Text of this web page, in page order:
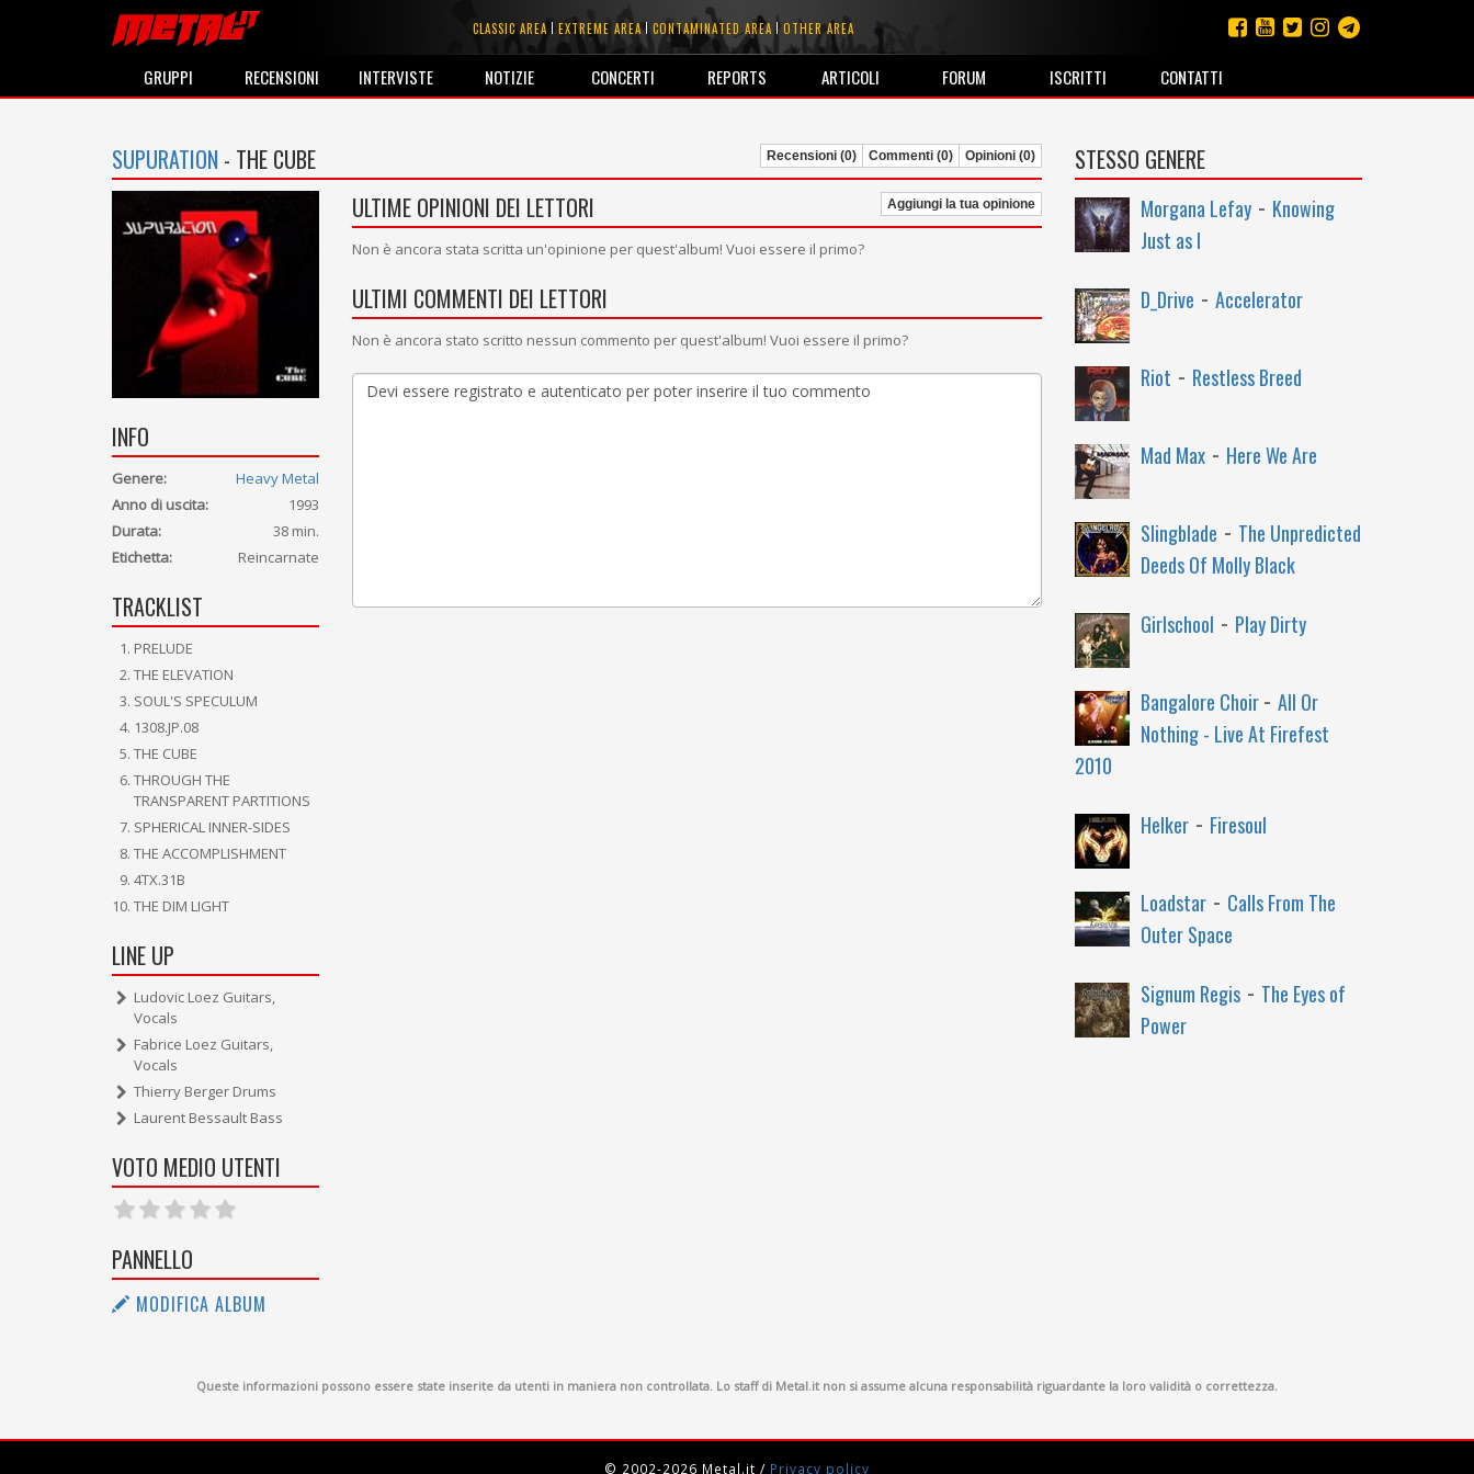
CLASSIC AREA EXTREME AREA CONTAMINATED AREA OTHER AREA
GRUPPI RECENSIONI INTERVISTE NOTIZIE CONCERTI REPORTS ARTICOLI FORUM ISCRITTI CONTATTI
SUPURATION - THE CUBE Recensioni (0) Commenti (0) Opinioni (0)
INFO
Genere:
Heavy Metal
Anno di uscita:
1993
Durata:
38 min.
Etichetta:
Reincarnate
TRACKLIST
PRELUDE
THE ELEVATION
SOUL'S SPECULUM
1308.JP.08
THE CUBE
THROUGH THE
TRANSPARENT PARTITIONS
SPHERICAL INNER-SIDES
THE ACCOMPLISHMENT
4TX.31B
THE DIM LIGHT
LINE UP
Ludovic Loez Guitars,
Vocals
Fabrice Loez Guitars,
Vocals
Thierry Berger Drums
Laurent Bessault Bass
VOTO MEDIO UTENTI
PANNELLO
MODIFICA ALBUM
ULTIME OPINIONI DEI LETTORI Aggiungi la tua opinione
Non è ancora stata scritta un'opinione per quest'album! Vuoi essere il primo?
ULTIMI COMMENTI DEI LETTORI
Non è ancora stato scritto nessun commento per quest'album! Vuoi essere il primo?
STESSO GENERE
Morgana Lefay- Knowing
Just as I
D_Drive - Accelerator
Riot - Restless Breed
Mad Max- Here We Are
Slingblade - The Unpredicted
Deeds Of Molly Black
Girlschool - Play Dirty
Bangalore Choir- All Or
Nothing - Live At Firefest
2010
Helker- Firesoul
Loadstar- Calls From The
Outer Space
Signum Regis- The Eyes of
Power
Queste informazioni possono essere state inserite da utenti in maniera non controllata. Lo staff di Metal.it non si assume alcuna responsabilità riguardante la loro validità o correttezza.
© 2002-2026 Metal.it / Privacy policy